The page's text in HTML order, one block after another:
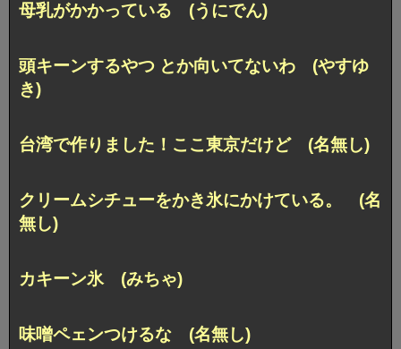
母乳がかかっている (うにでん)
頭キーンするやつ とか向いてないわ (やすゆ
き)
台湾で作りました！ここ東京だけど (名無し)
クリームシチューをかき氷にかけている。 (名
無し)
カキーン氷 (みちゃ)
味噌ペェンつけるな (名無し)